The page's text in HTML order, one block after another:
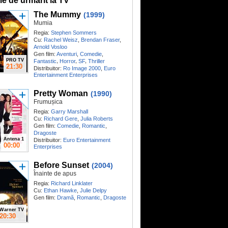
PRO TV
21:30
The Mummy (1999)
Mumia
Regia: Stephen Sommers
Cu: Rachel Weisz Brendan Fraser,
Arnold Vosloo
Gen film: Aventuri Comedie
Fantastic, Horror, SF, Thriller
Distribuitor: Ro Image 2000 Euro
Entertainment Enterprises
Antena 1
00:00
Pretty Woman (1990)
Frumușica
Regia: Garry Marshall
Cu: Richard Gere Julia Roberts
Gen film: Comedie Romantic
Dragoste
Distribuitor: Euro Entertainment
Enterprises
Warner TV
20:30
Before Sunset (2004)
Înainte de apus
Regia: Richard Linklater
Cu: Ethan Hawke Julie Delpy
Gen film: Dramă Romantic Dragoste